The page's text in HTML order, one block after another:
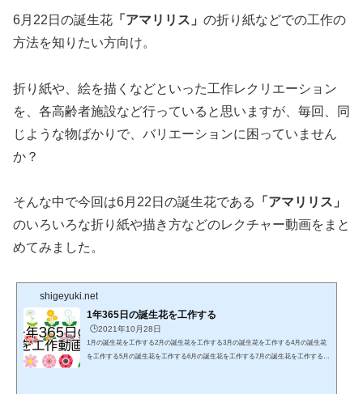
6月22日の誕生花 「アマリリス」 の折り紙などでの工作の
方法を知りたい方向け。
折り紙や、絵を描くなどといった工作レクリエーション
を、各高齢者施設など行っていると思いますが、毎回、同
じような物ばかりで、バリエーションに困っていません
か？
そんな中で今回は6月22日の誕生花である
「アマリリス」
のいろいろな折り紙や描き方などのレクチャー動画をまと
めてみました。
shigeyuki.net
1年365日の誕生花を工作する
🕒️2021年10月28日
1月の誕生花を工作する2月の誕生花を工作する3月の誕生花を工作する4月の誕生花
を工作する5月の誕生花を工作する6月の誕生花を工作する7月の誕生花を工作する8